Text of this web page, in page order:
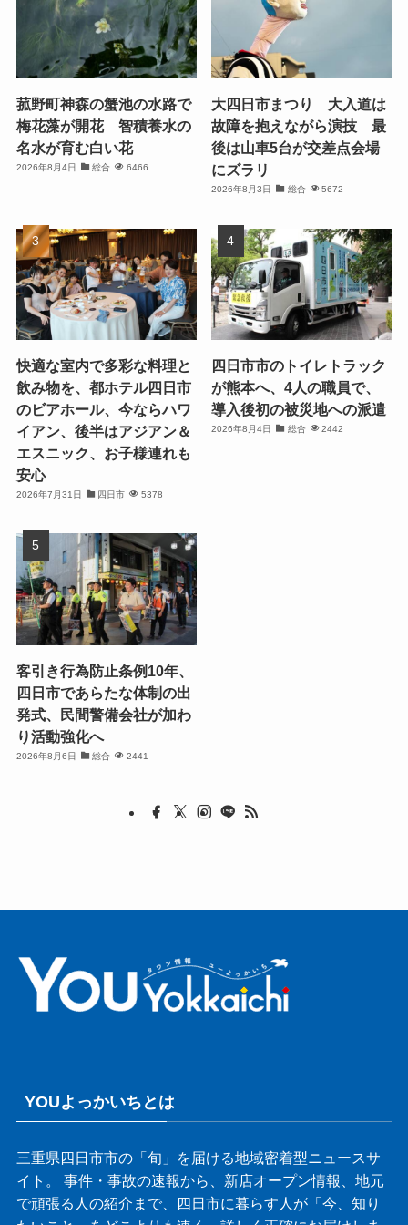
菰野町神森の蟹池の水路で
梅花藻が開花 智積養水の
名水が育む白い花
2026年8月4日 総合 6466
大四日市まつり 大入道は
故障を抱えながら演技 最
後は山車5台が交差点会場
にズラリ
2026年8月3日 総合 5672
快適な室内で多彩な料理と
飲み物を、都ホテル四日市
のビアホール、今ならハワ
イアン、後半はアジアン＆
エスニック、お子様連れも
安心
2026年7月31日 四日市 5378
四日市市のトイレトラック
が熊本へ、4人の職員で、
導入後初の被災地への派遣
2026年8月4日 総合 2442
客引き行為防止条例10年、
四日市であらたな体制の出
発式、民間警備会社が加わ
り活動強化へ
2026年8月6日 総合 2441
YOUよっかいちとは
三重県四日市市の「旬」を届ける地域密着型ニュースサ
イト。 事件・事故の速報から、新店オープン情報、地元
で頑張る人の紹介まで、四日市に暮らす人が「今、知り